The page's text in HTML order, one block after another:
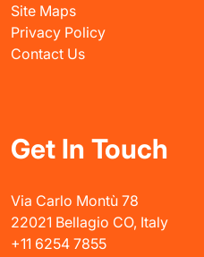
Site Maps
Privacy Policy
Contact Us
Get In Touch
Via Carlo Montù 78
22021 Bellagio CO, Italy
+11 6254 7855